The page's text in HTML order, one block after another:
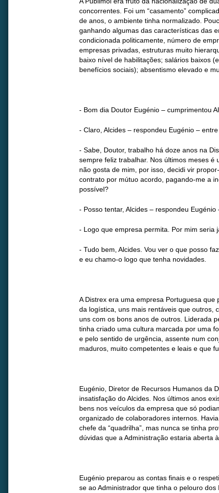
concorrentes. Foi um “casamento”
de anos, o ambiente tinha normalizado.
ganhando algumas das características das
condicionada politicamente, número de
empresas privadas, estruturas muito
baixo nível de habilitações; salários baixos
benefícios sociais); absentismo elevado e
- Bom dia Doutor Eugénio – cumprimentou
- Claro, Alcides – respondeu Eugénio –
- Sabe, Doutor, trabalho há doze anos na
sempre feliz trabalhar. Nos últimos meses é
não gosta de mim, por isso, decidi vir
contrato por mútuo acordo, pagando-me a
possível?
- Posso tentar, Alcides – respondeu
- Logo que empresa permita. Por mim seria
- Tudo bem, Alcides. Vou ver o que posso
e eu chamo-o logo que tenha novidades.
A Distrex era uma empresa Portuguesa
da logística, uns mais rentáveis que outros,
uns com os bons anos de outros. Liderada
tinha criado uma cultura marcada por uma
e pelo sentido de urgência, assente num
maduros, muito competentes e leais e que
Eugénio, Diretor de Recursos Humanos da
insatisfação do Alcides. Nos últimos anos
bens nos veículos da empresa que só
organizado de colaboradores internos.
chefe da “quadrilha”, mas nunca se tinha
dúvidas que a Administração estaria aberta
Eugénio preparou as contas finais e o
se ao Administrador que tinha o pelouro dos